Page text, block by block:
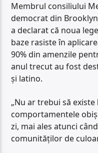
Membrul consiliului
democrat din
a declarat că noua
baze rasiste în
90% din amenzile
anul trecut au fost
și latino.
„Nu ar trebui să
comportamentele
zi, mai ales atunci
comunităților de